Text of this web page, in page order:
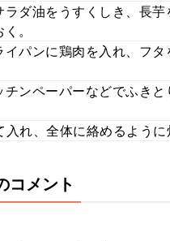
ラダ油をうすくしき、長
。
イパンに鶏肉を入れ、フ
チンペーパーなどでふき
れ、全体に絡めるよう
コメント